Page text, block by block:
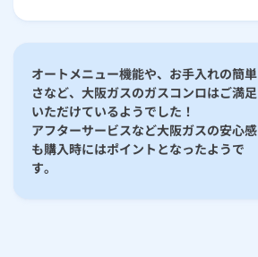
オートメニュー機能や、お手入れの簡単
さなど、大阪ガスのガスコンロはご満足
いただけているようでした！
アフターサービスなど大阪ガスの安心感
も購入時にはポイントとなったようで
す。